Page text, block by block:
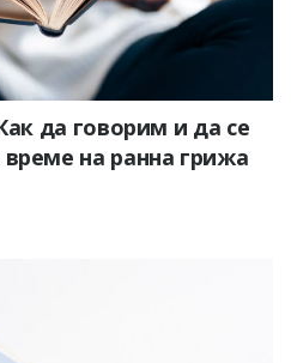
да говорим и да се
на ранна грижа